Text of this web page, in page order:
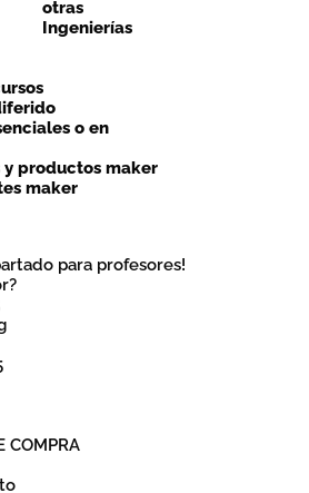
otras
Ingenierías
o en
productos maker
maker
para profesores!
COMPRA